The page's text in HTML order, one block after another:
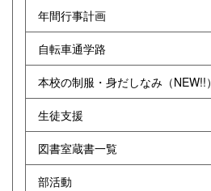
年間行事計画
自転車通学路
本校の制服・身だしなみ（NEW!!）
生徒支援
図書室蔵書一覧
部活動